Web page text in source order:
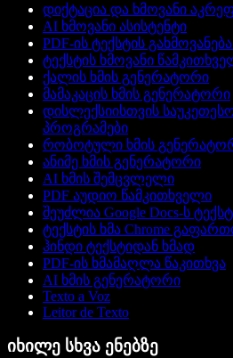
დიქტაცია და ხმოვანი
AI ხმოვანი ასისტენტი
PDF-ის ტექსტის
ტექსტის ხმოვანი
ქალის ხმის გენერატორი
მამაკაცის ხმის გენერატორი
დისლექსიისთვის
პროგრამები
რობოტული ხმის
ანიმე ხმის გენერატორი
AI ხმის შემცვლელი
PDF აუდიო წამკითხველი
შეუძლია Google Docs-ს
ტექსტის ხმა Chrome
ჰინდი ტექსტიდან ხმად
PDF-ის ხმამაღლა წაკითხვა
AI ხმის გენერატორი
Texto a Voz
Leitor de Texto
იხილე სხვა ენებზე